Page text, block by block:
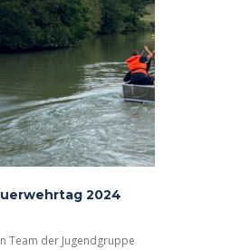
2024
Team der Jugendgruppe